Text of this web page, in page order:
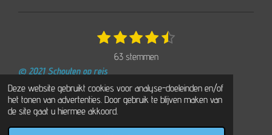
Deze website gebruikt cookies voor analyse-doeleinden en/of
het tonen van advertenties. Door gebruik te blijven maken van
de site gaat u hiermee akkoord.
n
g
:
1
t
e
r
2
s
r
r
e
3
s
r
e
4
s
e
r
e
5
r
e
S
m
e
n
63 stemmen
© 2021 Schouten op reis
Powered by JouwWeb